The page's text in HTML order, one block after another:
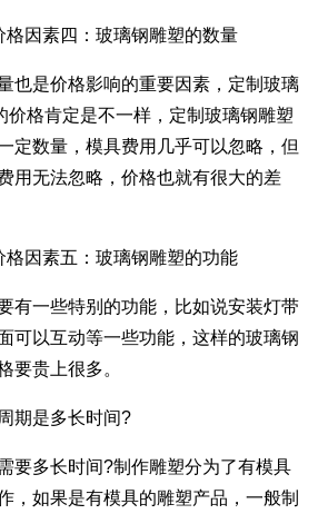
因素四：玻璃钢雕塑的数量
是价格影响的重要因素，定制玻璃
价格肯定是不一样，定制玻璃钢雕塑
定数量，模具费用几乎可以忽略，但
用无法忽略，价格也就有很大的差
因素五：玻璃钢雕塑的功能
一些特别的功能，比如说安装灯带
可以互动等一些功能，这样的玻璃钢
要贵上很多。
是多长时间?
多长时间?制作雕塑分为了有模具
，如果是有模具的雕塑产品，一般制